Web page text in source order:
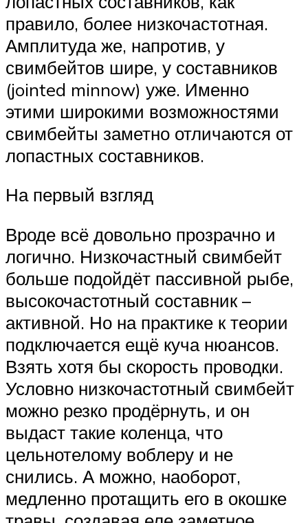
правило, более низкочастотная.
Амплитуда же, напротив, у
свимбейтов шире, у составников
(jointed minnow) уже. Именно
этими широкими возможностями
свимбейты заметно отличаются от
лопастных составников.
На первый взгляд
Вроде всё довольно прозрачно и
логично. Низкочастный свимбейт
больше подойдёт пассивной рыбе,
высокочастотный составник –
активной. Но на практике к теории
подключается ещё куча нюансов.
Взять хотя бы скорость проводки.
Условно низкочастотный свимбейт
можно резко продёрнуть, и он
выдаст такие коленца, что
цельнотелому воблеру и не
снились. А можно, наоборот,
медленно протащить его в окошке